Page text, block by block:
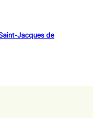
Jacques de